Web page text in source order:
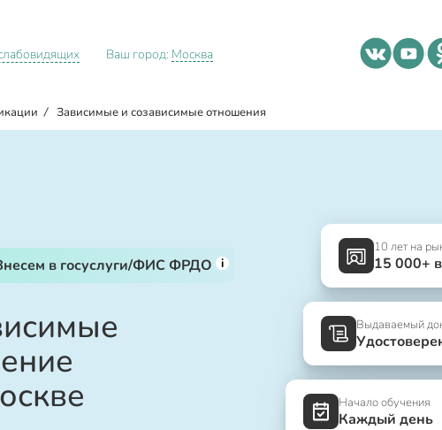
Ваш город: Москва
/ Зависимые и созависимые отношения
в госуслуги/ФИС ФРДО i
10 лет на
15 000+
Выдаваемый
Начало обучения
Каждый день